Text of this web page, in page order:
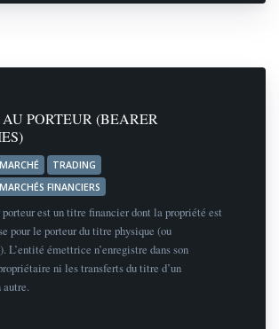
PORTEUR (BEARER
TRADING
FINANCIERS
est un titre financier dont la propriété est
pour le porteur du titre physique (ou
L’entité émettrice n’enregistre dans son
ni les transferts du titre d’un
autre.